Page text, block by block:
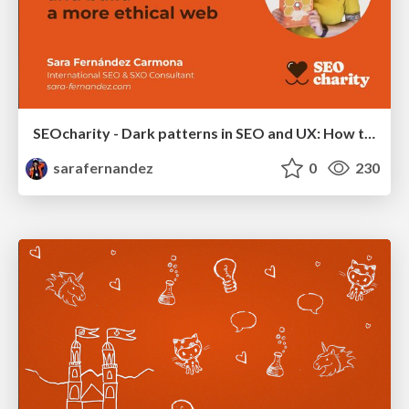
SEOcharity - Dark patterns in SEO and UX: How to avoid them and build a more ethical web
sarafernandez
0 230